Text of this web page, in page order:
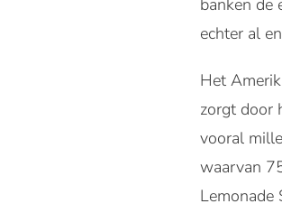
banken de
echter al
Het
zorgt door
vooral
waarvan
Lemonade